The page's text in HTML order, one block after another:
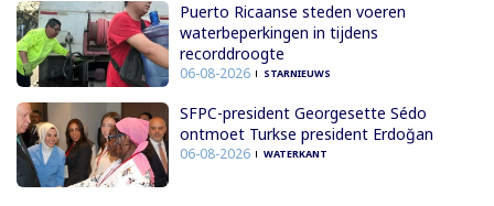
Puerto Ricaanse steden voeren
waterbeperkingen in tijdens
recorddroogte
06-08-2026 STARNIEUWS
SFPC-president Georgesette Sédo
ontmoet Turkse president Erdoğan
06-08-2026 WATERKANT